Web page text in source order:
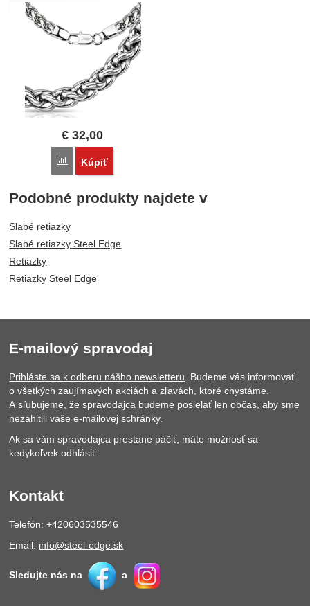
€ 32,00
Porovnať
Kúpiť
Podobné produkty najdete v
Slabé retiazky
Slabé retiazky Steel Edge
Retiazky
Retiazky Steel Edge
E-mailový spravodaj
Prihláste sa k odberu nášho newsletteru. Budeme vás informovať
o všetkých zaujímavých akciách a zľavách, ktoré chystáme.
A sľubujeme, že spravodajca budeme posielať len občas, aby sme
nezahltili vaše e-mailovej schránky.
Ak sa vám spravodajca prestane páčiť, máte možnosť sa
kedykoľvek odhlásiť.
Kontakt
Telefón: +420603535546
Email: info@steel-edge.sk
Sledujte nás na a